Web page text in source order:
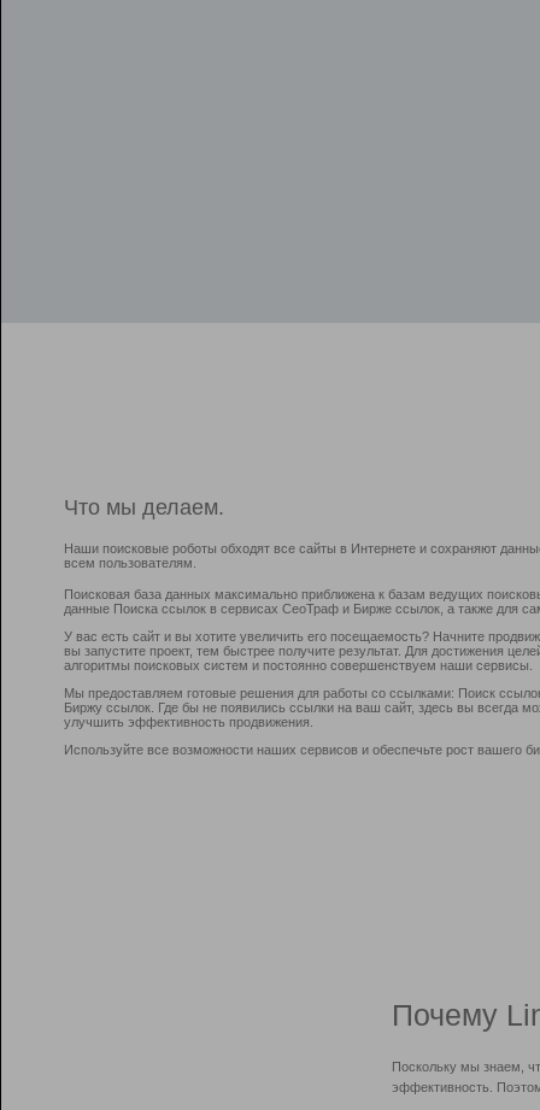
Что мы делаем.
Наши поисковые роботы обходят все сайты в Интернете и сохраняют
всем пользователям.
Поисковая база данных максимально приближена к базам ведущих
данные Поиска ссылок в сервисах СеоТраф и Бирже ссылок, а также для
У вас есть сайт и вы хотите увеличить его посещаемость? Начните
вы запустите проект, тем быстрее получите результат. Для достижения
алгоритмы поисковых систем и постоянно совершенствуем наши сервисы.
Мы предоставляем готовые решения для работы со ссылками: Поиск
Биржу ссылок. Где бы не появились ссылки на ваш сайт, здесь вы всегда
улучшить эффективность продвижения.
Используйте все возможности наших сервисов и обеспечьте рост вашего
Почему
Поскольку мы знаем,
эффективность.